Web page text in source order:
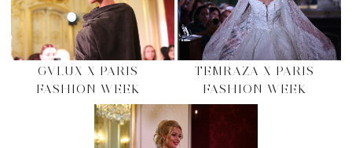
GVLUX X PARIS
FASHION WEEK
TEMRAZA X PARIS
FASHION WEEK